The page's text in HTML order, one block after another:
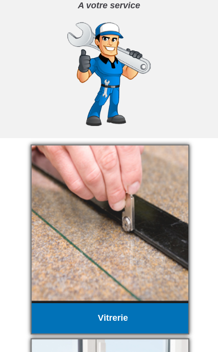
A votre service
Vitrerie